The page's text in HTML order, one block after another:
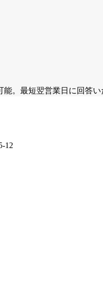
。最短翌営業日に回答い
12